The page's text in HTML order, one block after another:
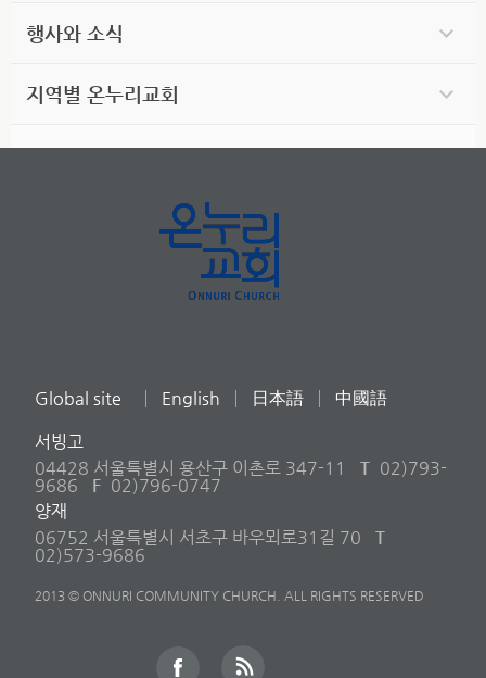
행사와 소식
지역별 온누리교회
Global site English 日本語 中國語
서빙고
04428 서울특별시 용산구 이촌로 347-11
T 02)793-
9686
F 02)796-0747
양재
06752 서울특별시 서초구 바우뫼로31길 70
T
02)573-9686
2013 © ONNURI COMMUNITY CHURCH. ALL RIGHTS RESERVED